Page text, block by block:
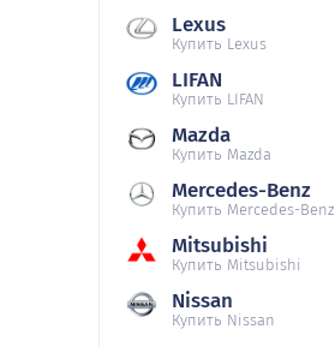
Lexus
Купить Lexus
LIFAN
Купить LIFAN
Mazda
Купить Mazda
Mercedes-Benz
Купить Mercedes-Benz
Mitsubishi
Купить Mitsubishi
Nissan
Купить Nissan